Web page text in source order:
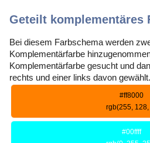
Geteilt komplementäres
Bei diesem Farbschema werden
Komplementärfarbe
Komplementärfarbe gesucht und
rechts und einer links davon gewählt.
#ff8000
rgb(255, 128,
#00ffff